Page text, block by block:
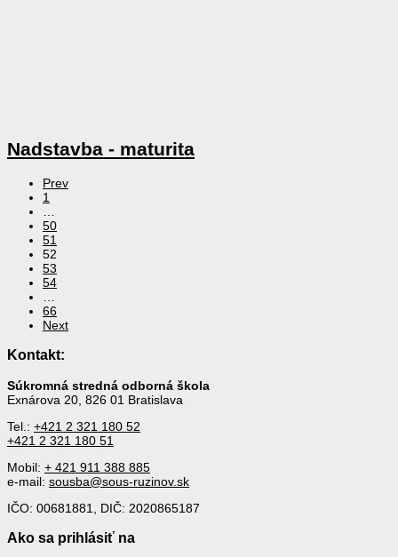
Nadstavba - maturita
Prev
1
50
51
52
53
54
66
Next
Kontakt:
Súkromná stredná odborná škola
Exnárova 20, 826 01 Bratislava
Tel.: +421 2 321 180 52
+421 2 321 180 51
Mobil: + 421 911 388 885
e-mail: sousba@sous-ruzinov.sk
IČO: 00681881, DIČ: 2020865187
Ako sa prihlásiť na